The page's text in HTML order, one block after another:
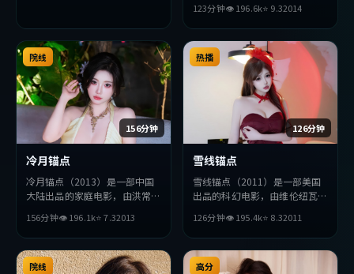
主演。影片在叙事与视听上力求
突破，探讨人性与抉择，节奏张
弛有度，适合喜欢该类型的观众
完整观看。
123分钟👁196.6k⭐ 9.32014
156分钟
院线
冷月锚点
冷月锚点（2013）是一部中国
大陆出品的家庭电影，由洪常秀
等主演。影片在叙事与视听上力
求突破，探讨人性与抉择，节奏
张弛有度，适合喜欢该类型的观
众完整观看。
156分钟👁196.1k⭐7.32013
126分钟
热播
雪线锚点
雪线锚点（2011）是一部美国
出品的科幻电影，由维伦纽瓦执
斯·珀等主演。影片在叙事与
视听上力求突破，探讨人性与抉
择，节奏张弛有度，适合喜欢该
类型的观众完整观看。
126分钟👁195.4k⭐ 8.32011
院线 高分